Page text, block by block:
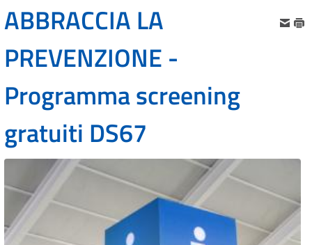
ABBRACCIA LA
PREVENZIONE -
Programma screening
gratuiti DS67